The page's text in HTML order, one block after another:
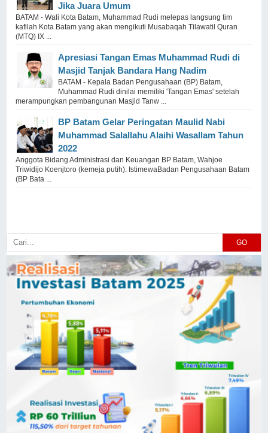
Jika Juara Umum
BATAM - Wali Kota Batam, Muhammad Rudi melepas langsung tim
kafilah Kota Batam yang akan mengikuti Musabaqah Tilawatil Quran
(MTQ) IX ...
Apresiasi Tangan Emas Muhammad Rudi di
Masjid Tanjak Bandara Hang Nadim
BATAM - Kepala Badan Pengusahaan (BP) Batam,
Muhammad Rudi dinilai memiliki 'Tangan Emas' setelah
merampungkan pembangunan Masjid Tanw ...
BP Batam Gelar Peringatan Maulid Nabi
Muhammad Salallahu Alaihi Wasallam Tahun
2022
Anggota Bidang Administrasi dan Keuangan BP Batam, Wahjoe
Triwidijo Koenjtoro (kemeja putih). IstimewaBadan Pengusahaan Batam
(BP Bata ...
GO